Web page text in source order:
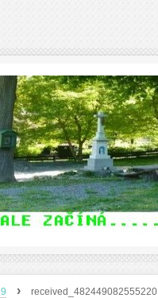
› received_482449082555220